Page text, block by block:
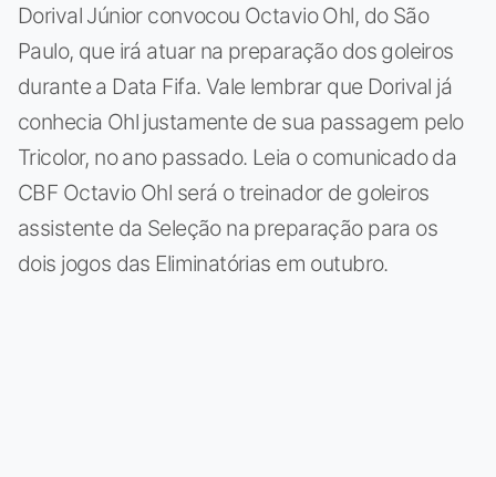
Dorival Júnior convocou Octavio Ohl, do São
Paulo, que irá atuar na preparação dos goleiros
durante a Data Fifa. Vale lembrar que Dorival já
conhecia Ohl justamente de sua passagem pelo
Tricolor, no ano passado. Leia o comunicado da
CBF Octavio Ohl será o treinador de goleiros
assistente da Seleção na preparação para os
dois jogos das Eliminatórias em outubro.